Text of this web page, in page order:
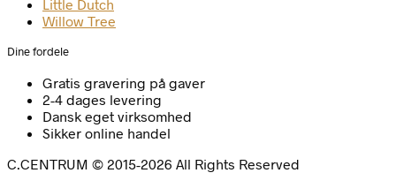
Little Dutch
Willow Tree
Dine fordele
Gratis gravering på gaver
2-4 dages levering
Dansk eget virksomhed
Sikker online handel
C.CENTRUM © 2015-2026 All Rights Reserved